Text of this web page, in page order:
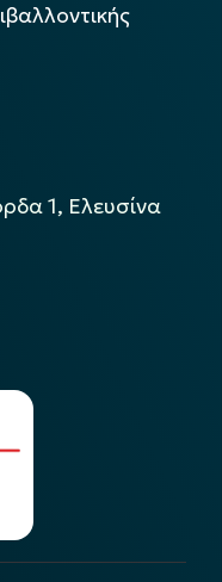
1, Ελευσίνα